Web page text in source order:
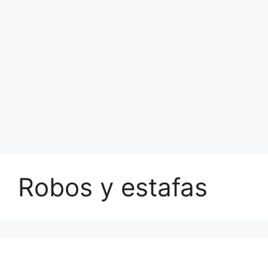
Robos y estafas